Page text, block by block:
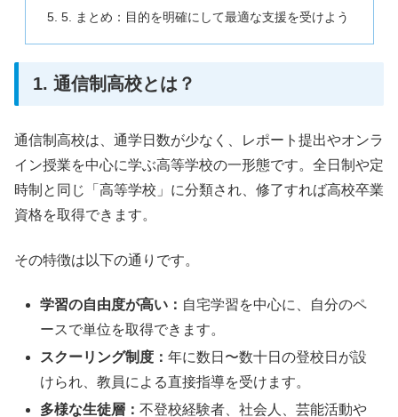
5. まとめ：目的を明確にして最適な支援を受けよう
1. 通信制高校とは？
通信制高校は、通学日数が少なく、レポート提出やオンラ
イン授業を中心に学ぶ高等学校の一形態です。全日制や定
時制と同じ「高等学校」に分類され、修了すれば高校卒業
資格を取得できます。
その特徴は以下の通りです。
学習の自由度が高い： 自宅学習を中心に、自分のペ
ースで単位を取得できます。
スクーリング制度：年に数日〜数十日の登校日が設
けられ、教員による直接指導を受けます。
多様な生徒層：不登校経験者、社会人、芸能活動や